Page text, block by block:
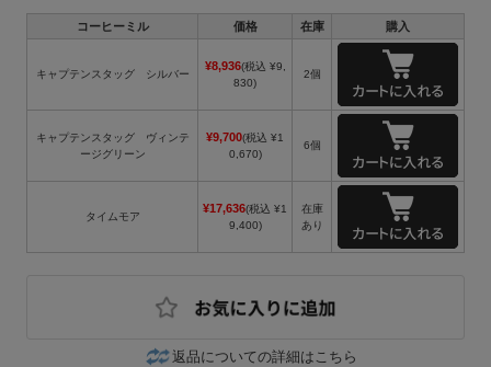
コーヒーミル 価格 在庫 購入
キャプテンスタッグ シルバー
¥8,936(税込 ¥9,
830)
2個
キャプテンスタッグ ヴィンテ
ージグリーン
¥9,700(税込 ¥1
0,670)
6個
タイムモア
¥17,636(税込 ¥1
9,400)
在庫
あり
返品についての詳細はこちら